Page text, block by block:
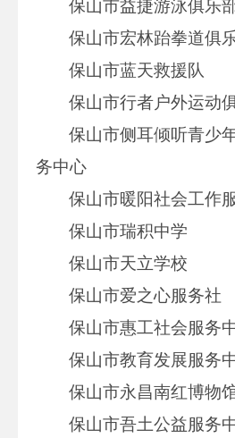
保山市益捷游泳俱乐
保山市宏林跆拳道俱
保山市蓝天救援队
保山市行者户外运动
保山市侧耳倾听青少
务中心
保山市暖阳社会工作
保山市瑞积中学
保山市天立学校
保山市爱之心服务社
保山市惠工社会服务
保山市教育发展服务
保山市永昌南红博物
保山市吾土公益服务